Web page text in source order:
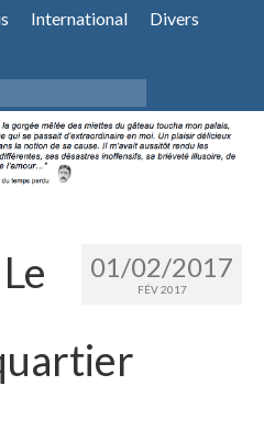
International
Divers
01/02/2017
FÉV 2017